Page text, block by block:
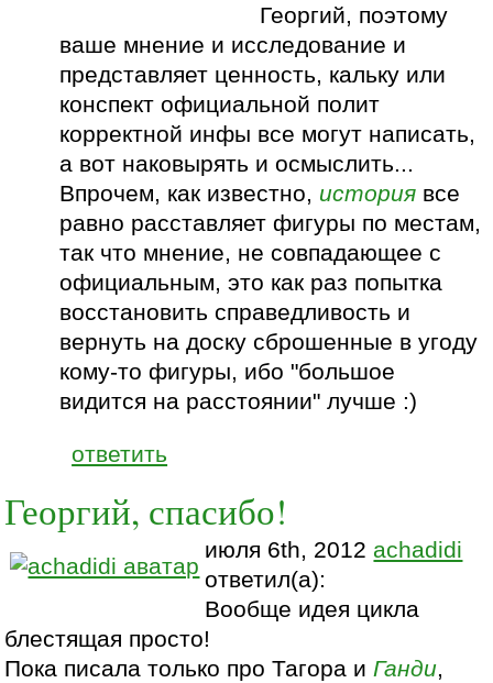
Георгий, поэтому
ваше мнение и исследование и
представляет ценность, кальку или
конспект официальной полит
корректной инфы все могут написать,
а вот наковырять и осмыслить...
Впрочем, как известно, история все
равно расставляет фигуры по местам,
так что мнение, не совпадающее с
официальным, это как раз попытка
восстановить справедливость и
вернуть на доску сброшенные в угоду
кому-то фигуры, ибо "большое
видится на расстоянии" лучше :)
ответить
Георгий, спасибо!
июля 6th, 2012 achadidi
ответил(а):
Вообще идея цикла
блестящая просто!
Пока писала только про Тагора иГанди,